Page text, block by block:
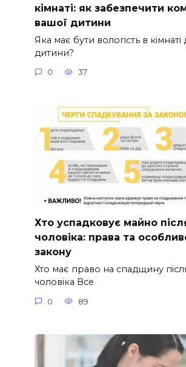
кімнаті: як забезпечити
вашої дитини
Яка має бути вологість в кімнаті
дитини?
0 37
Хто успадковує майно
чоловіка: права та
закону
Хто має право на спадщину
чоловіка Все
0 89